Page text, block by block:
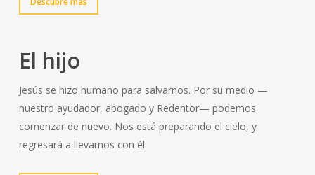
El hijo
Jesús se hizo humano para salvarnos. Por su medio —
nuestro ayudador, abogado y Redentor— podemos
comenzar de nuevo. Nos está preparando el cielo, y
regresará a llevarnos con él.